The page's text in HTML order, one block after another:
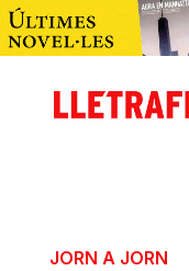
JORN A JORN